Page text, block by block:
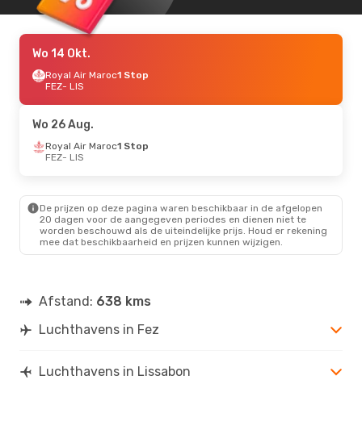
Wo 14 Okt.
Royal Air Maroc1 Stop
FEZ- LIS
Wo 26 Aug.
Royal Air Maroc1 Stop
FEZ- LIS
De prijzen op deze pagina waren beschikbaar in de afgelopen
20 dagen voor de aangegeven periodes en dienen niet te
worden beschouwd als de uiteindelijke prijs. Houd er rekening
mee dat beschikbaarheid en prijzen kunnen wijzigen.
Afstand: 638 kms
Luchthavens in Fez
Luchthavens in Lissabon